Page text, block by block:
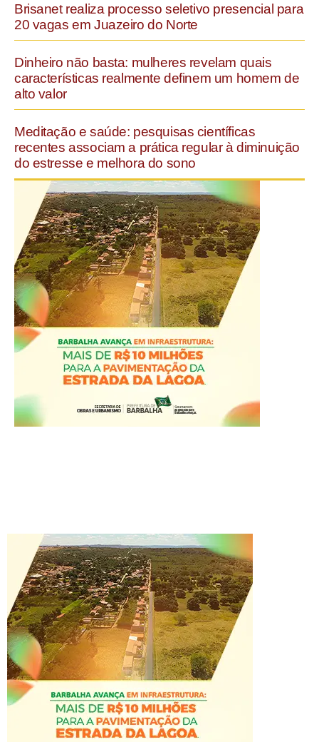
Brisanet realiza processo seletivo presencial para
20 vagas em Juazeiro do Norte
Dinheiro não basta: mulheres revelam quais
características realmente definem um homem de
alto valor
Meditação e saúde: pesquisas científicas
recentes associam a prática regular à diminuição
do estresse e melhora do sono